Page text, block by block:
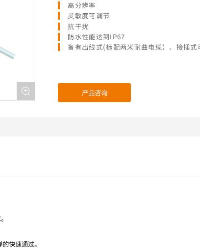
高分辨率
灵敏度可调节
抗干扰
防水性能达到IP67
备有出线式(标配两米耐曲电缆）、接插式
产品咨询
快速通过。